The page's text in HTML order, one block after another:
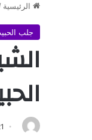
الرئيسية
جلب